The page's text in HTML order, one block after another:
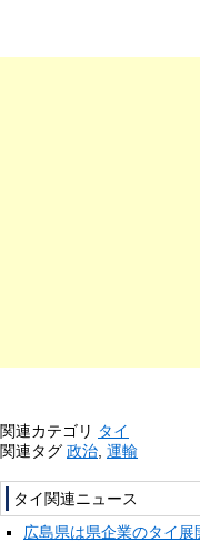
関連カテゴリ タイ
関連タグ 政治 運輸
タイ関連ニュース
広島県は県企業のタイ